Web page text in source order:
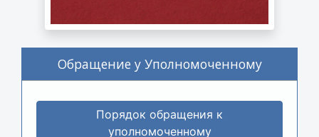
Обращение у Уполномоченному
Порядок обращения к
уполномоченному